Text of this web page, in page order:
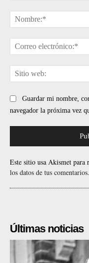
Guardar mi nombre,
navegador la próxima vez
Este sitio usa Akismet para
los datos de tus comentarios.
Últimas noticias